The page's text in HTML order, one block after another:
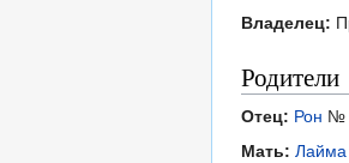
Владелец:
Родители
Отец: Рон №
Мать: Лайма